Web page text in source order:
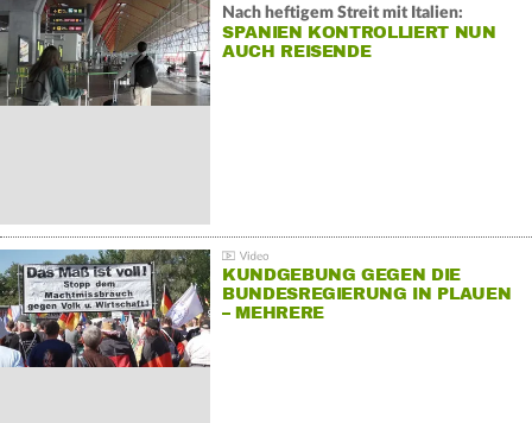
Nach heftigem Streit mit Italien:
SPANIEN KONTROLLIERT NUN
AUCH REISENDE
KUNDGEBUNG GEGEN DIE
BUNDESREGIERUNG IN PLAUEN
– MEHRERE